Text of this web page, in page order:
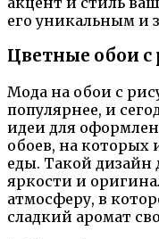
его уникальным
Цветные обои
Мода на обои с
популярнее, и
идеи для
обоев, на
еды. Такой дизайн
яркости и
атмосферу, в
сладкий аромат